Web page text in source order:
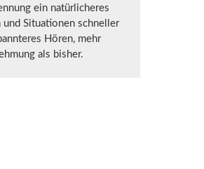
ein natürlicheres
und Situationen schneller
Hören, mehr
als bisher.